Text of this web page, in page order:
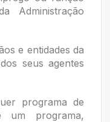
Administração
e entidades da
seus agentes
programa de
um programa,